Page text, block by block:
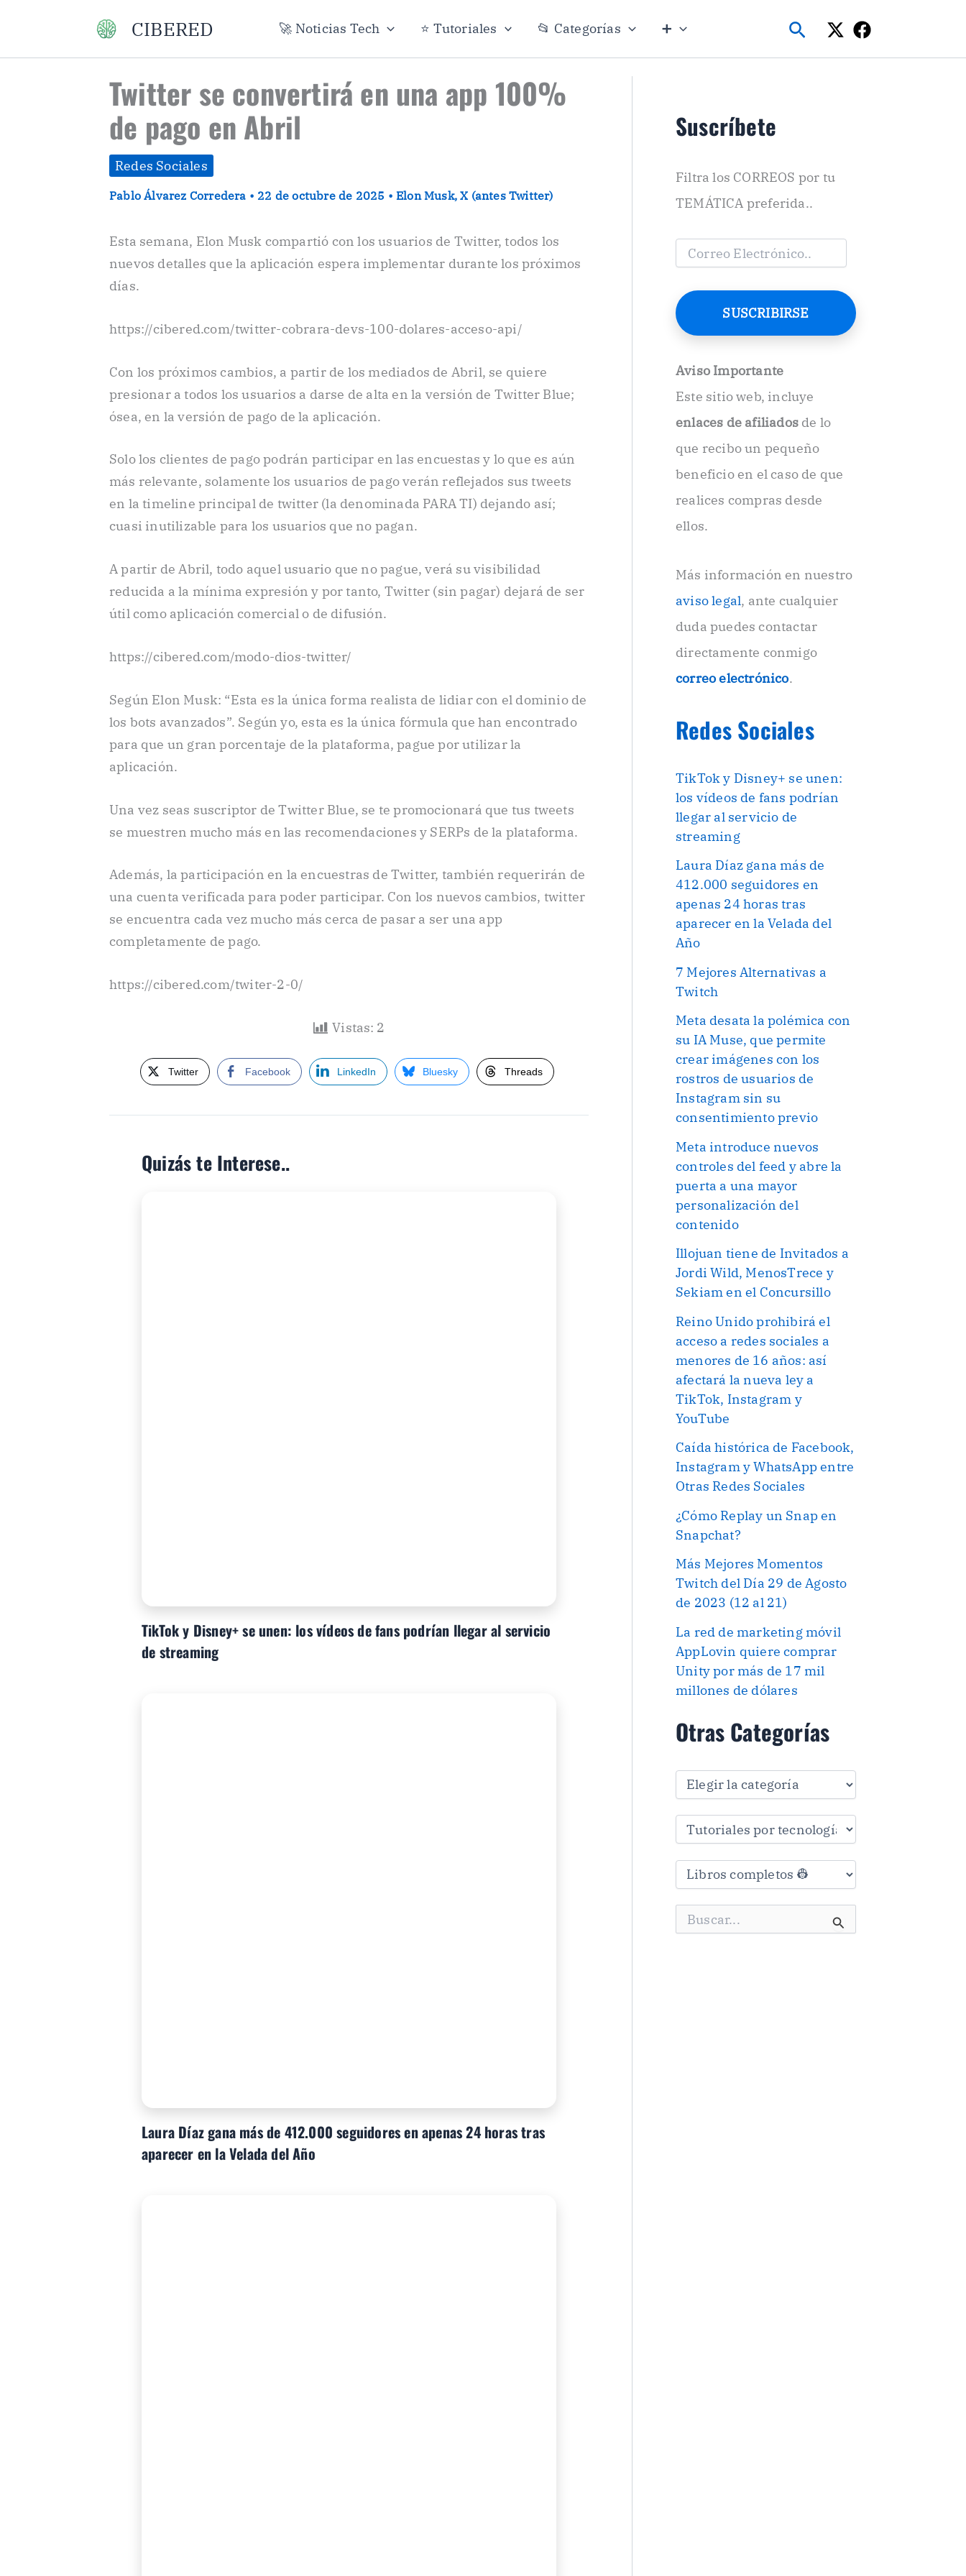
contenido
CIBERED 🚀 Noticias Tech ⭐ Tutoriales 📂 Categorías ➕ Buscar
Twitter se convertirá en una app 100%
de pago en Abril
Redes Sociales
Pablo Álvarez Corredera • 22 de octubre de 2025 •Elon Musk,X (antes Twitter)
Esta semana, Elon Musk compartió con los usuarios de Twitter, todos los
nuevos detalles que la aplicación espera implementar durante los próximos
días.
https://cibered.com/twitter-cobrara-devs-100-dolares-acceso-api/
Con los próximos cambios, a partir de los mediados de Abril, se quiere
presionar a todos los usuarios a darse de alta en la versión de Twitter Blue;
ósea, en la versión de pago de la aplicación.
Solo los clientes de pago podrán participar en las encuestas y lo que es aún
más relevante, solamente los usuarios de pago verán reflejados sus tweets
en la timeline principal de twitter (la denominada PARA TI) dejando así;
cuasi inutilizable para los usuarios que no pagan.
A partir de Abril, todo aquel usuario que no pague, verá su visibilidad
reducida a la mínima expresión y por tanto, Twitter (sin pagar) dejará de ser
útil como aplicación comercial o de difusión.
https://cibered.com/modo-dios-twitter/
Según Elon Musk: “Esta es la única forma realista de lidiar con el dominio de
los bots avanzados”. Según yo, esta es la única fórmula que han encontrado
para que un gran porcentaje de la plataforma, pague por utilizar la
aplicación.
Una vez seas suscriptor de Twitter Blue, se te promocionará que tus tweets
se muestren mucho más en las recomendaciones y SERPs de la plataforma.
Además, la participación en la encuestras de Twitter, también requerirán de
una cuenta verificada para poder participar. Con los nuevos cambios, twitter
se encuentra cada vez mucho más cerca de pasar a ser una app
completamente de pago.
https://cibered.com/twiter-2-0/
Vistas: 2
Twitter Facebook LinkedIn Bluesky Threads
Quizás te Interese..
TikTok y Disney+ se unen: los vídeos de fans podrían llegar al servicio
de streaming
Laura Díaz gana más de 412.000 seguidores en apenas 24 horas tras
aparecer en la Velada del Año
Suscríbete
Filtra los CORREOS por tu
TEMÁTICA preferida..
C
e
o
E
c
t
r
ó
i
o
.
SUSCRIBIRSE
Aviso Importante
Este sitio web, incluye
enlaces de afiliados de lo
que recibo un pequeño
beneficio en el caso de que
realices compras desde
ellos.
Más información en nuestro
aviso legal, ante cualquier
duda puedes contactar
directamente conmigo
correo electrónico.
Redes Sociales
TikTok y Disney+ se unen:
los vídeos de fans podrían
llegar al servicio de
streaming
Laura Díaz gana más de
412.000 seguidores en
apenas 24 horas tras
aparecer en la Velada del
Año
7 Mejores Alternativas a
Twitch
Meta desata la polémica con
su IA Muse, que permite
crear imágenes con los
rostros de usuarios de
Instagram sin su
consentimiento previo
Meta introduce nuevos
controles del feed y abre la
puerta a una mayor
personalización del
contenido
Illojuan tiene de Invitados a
Jordi Wild, MenosTrece y
Sekiam en el Concursillo
Reino Unido prohibirá el
acceso a redes sociales a
menores de 16 años: así
afectará la nueva ley a
TikTok, Instagram y
YouTube
Caída histórica de Facebook,
Instagram y WhatsApp entre
Otras Redes Sociales
¿Cómo Replay un Snap en
Snapchat?
Más Mejores Momentos
Twitch del Día 29 de Agosto
de 2023 (12 al 21)
La red de marketing móvil
AppLovin quiere comprar
Unity por más de 17 mil
millones de dólares
Otras Categorías
O
a
a
e
g
r